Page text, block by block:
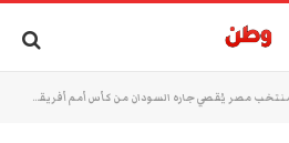
مصر يُقصي جاره السودان من كأس أمم أفريقيا في قمة الديربي (شاهد)